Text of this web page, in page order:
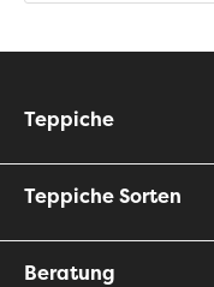
Teppiche
Teppiche Sorten
Beratung